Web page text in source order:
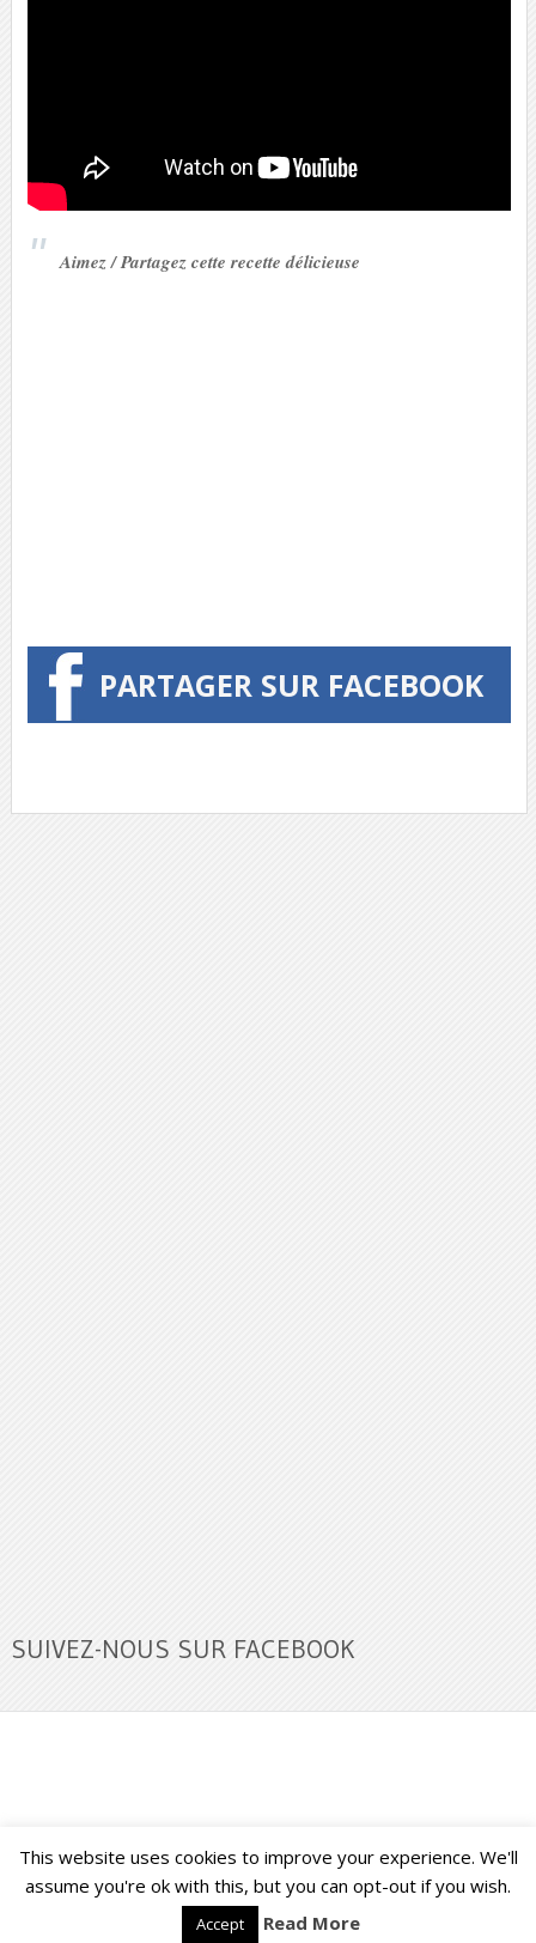
Aimez / Partagez cette recette délicieuse
PARTAGER SUR FACEBOOK
SUIVEZ-NOUS SUR FACEBOOK
Buzz Ultra Copyright © 2026. Back to Top ↑
This website uses cookies to improve your experience. We'll
assume you're ok with this, but you can opt-out if you wish.
Accept Read More
Français English ( Anglais)